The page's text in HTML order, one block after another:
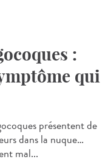
:
qui
présentent de
dans la nuque…
mal...